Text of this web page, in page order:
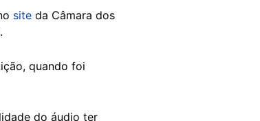
site da Câmara dos
quando foi
do áudio ter